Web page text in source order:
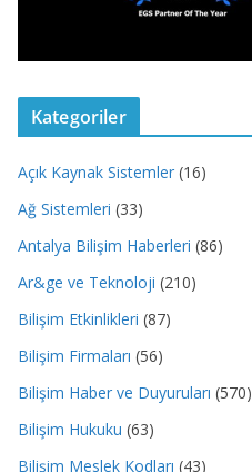
Kategoriler
Açık Kaynak Sistemler (16)
Ağ Sistemleri (33)
Antalya Bilişim Haberleri (86)
Ar&ge ve Teknoloji (210)
Bilişim Etkinlikleri (87)
Bilişim Firmaları (56)
Bilişim Haber ve Duyuruları (570)
Bilişim Hukuku (63)
Bilişim Meslek Kodları (43)